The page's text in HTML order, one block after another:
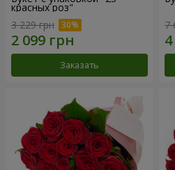
красных роз"
3 229 грн
Заказать
7